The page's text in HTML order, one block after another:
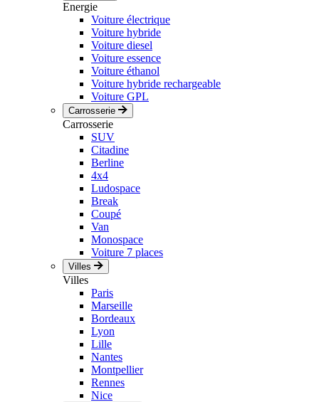
Energie
Voiture électrique
Voiture hybride
Voiture diesel
Voiture essence
Voiture éthanol
Voiture hybride rechargeable
Voiture GPL
Carrosserie
Carrosserie
SUV
Citadine
Berline
4x4
Ludospace
Break
Coupé
Van
Monospace
Voiture 7 places
Villes
Villes
Paris
Marseille
Bordeaux
Lyon
Lille
Nantes
Montpellier
Rennes
Nice